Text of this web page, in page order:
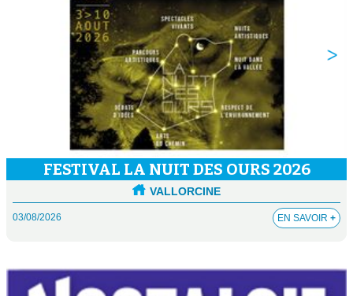
FESTIVAL LA NUIT DES OURS 2026
VALLORCINE
03/08/2026 EN SAVOIR +